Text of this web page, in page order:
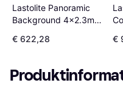
Lastolite Panoramic
Background 4x2.3m
€ 622,28 €